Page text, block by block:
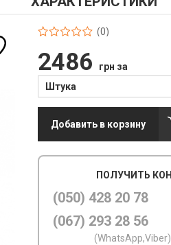
(0)
2486
грн за
Штука
Добавить в корзину
ПОЛУЧИТЬ
(050) 428 20 78
(067) 293 28 56
(WhatsApp,Viber)